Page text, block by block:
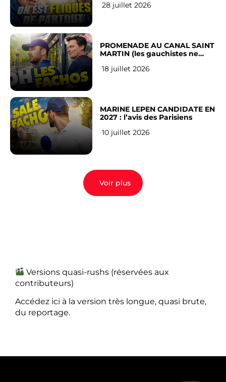
Français
28 juillet 2026
PROMENADE AU CANAL SAINT
MARTIN (les gauchistes ne
18 juillet 2026
MARINE LEPEN CANDIDATE EN
2027 : l’avis des Parisiens
10 juillet 2026
Voir plus
Versions quasi-rushs (réservées aux
contributeurs)
Accédez ici à la version très longue, quasi brute,
du reportage.